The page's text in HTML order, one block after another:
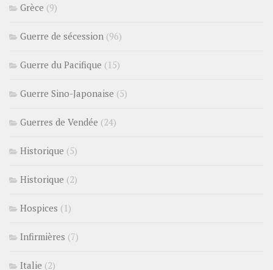
Grèce (9)
Guerre de sécession (96)
Guerre du Pacifique (15)
Guerre Sino-Japonaise (5)
Guerres de Vendée (24)
Historique (5)
Historique (2)
Hospices (1)
Infirmières (7)
Italie (2)